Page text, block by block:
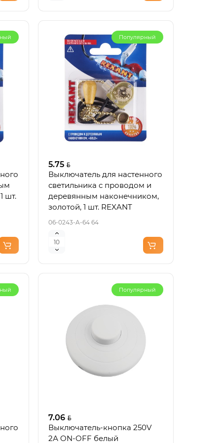
шт.
Популярный
5.75
Выключатель для настенного
светильника c проводом и
деревянным наконечником,
золотой, 1 шт. REXANT
06-0243-A-64 64
Популярный
7.06
Выключатель-кнопка 250V
2А ON-OFF белый